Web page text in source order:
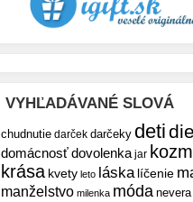
VYHĽADÁVANÉ SLOVÁ
chudnutie darček darčeky deti
domácnosťdovolenka jar
krása kvety leto láska líčenie
manželstvo milenka móda nevera